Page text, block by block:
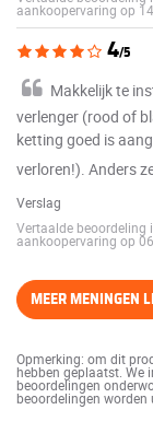
aankoopervaring op
4/5
Makkelijk te
verlenger (rood of
ketting goed is
verloren!). Anders
Verslag
Vertaalde beoordeling
aankoopervaring op
MEER MENINGEN
Opmerking: om dit
hebben geplaatst. We
beoordelingen
beoordelingen worden